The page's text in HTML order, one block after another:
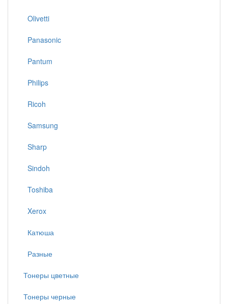
Olivetti
Panasonic
Pantum
Philips
Ricoh
Samsung
Sharp
Sindoh
Toshiba
Xerox
Катюша
Разные
Тонеры цветные
Тонеры черные